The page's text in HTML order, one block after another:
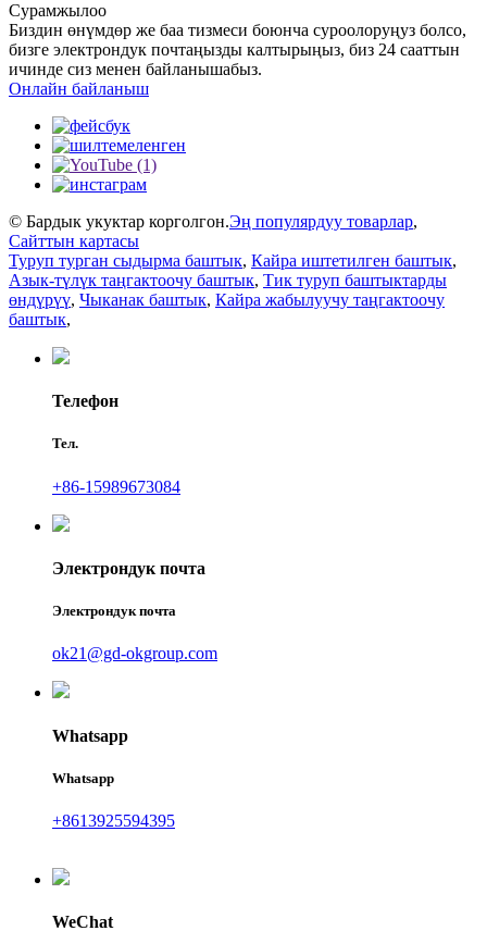
Сурамжылоо
Биздин өнүмдөр же баа тизмеси боюнча суроолоруңуз болсо,
бизге электрондук почтаңызды калтырыңыз, биз 24 сааттын
ичинде сиз менен байланышабыз.
Онлайн байланыш
© Бардык укуктар корголгон.Эң популярдуу товарлар,
Сайттын картасы
Туруп турган сыдырма баштык, Кайра иштетилген баштык,
Азык-түлүк таңгактоочу баштык, Тик туруп баштыктарды
өндүрүү, Чыканак баштык, Кайра жабылуучу таңгактоочу
баштык,
Телефон
Тел.
+86-15989673084
Электрондук почта
Электрондук почта
ok21@gd-okgroup.com
Whatsapp
Whatsapp
+8613925594395
WeChat